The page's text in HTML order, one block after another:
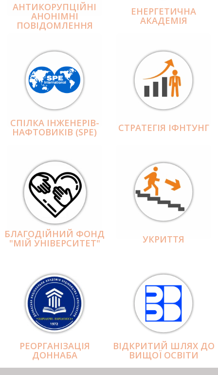
АНТИКОРУПЦІЙНІ
АНОНІМНІ
ПОВІДОМЛЕННЯ
ЕНЕРГЕТИЧНА
АКАДЕМІЯ
СПІЛКА ІНЖЕНЕРІВ-
НАФТОВИКІВ (SPE) СТРАТЕГІЯ ІФНТУНГ
БЛАГОДІЙНИЙ ФОНД
"МІЙ УНІВЕРСИТЕТ" УКРИТТЯ
РЕОРГАНІЗАЦІЯ
ДОННАБА
ВІДКРИТИЙ ШЛЯХ ДО
ВИЩОЇ ОСВІТИ